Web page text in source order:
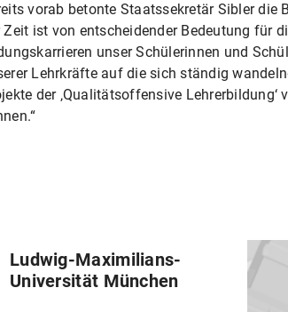
vorab betonte Staatssekretär Sibler die
Zeit ist von entscheidender Bedeutung für
unser Schülerinnen und
Lehrkräfte auf die sich ständig
der ‚Qualitätsoffensive
Ludwig-Maximilians-
Universität München